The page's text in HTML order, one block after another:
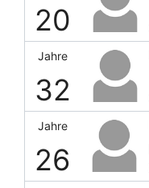
20
Jahre
32
Jahre
26